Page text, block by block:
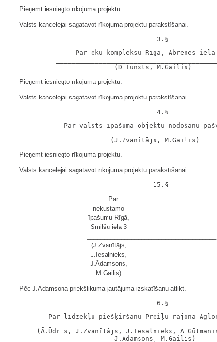
Pieņemt iesniegto rīkojuma projektu.
Valsts kancelejai sagatavot rīkojuma projektu parakstīšanai.
Par ēku kompleksu Rīgā, Abrenes ielā
Pieņemt iesniegto rīkojuma projektu.
Valsts kancelejai sagatavot rīkojuma projektu parakstīšanai.
Par valsts īpašuma objektu nodošanu
Pieņemt iesniegto rīkojuma projektu.
Valsts kancelejai sagatavot rīkojuma projektu parakstīšanai.
Par
nekustamo
īpašumu Rīgā,
Smilšu ielā 3
(J.Zvanītājs,
J.Iesalnieks,
J.Ādamsons,
M.Gailis)
Pēc J.Ādamsona priekšlikuma jautājuma izskatīšanu atlikt.
Par līdzekļu piešķiršanu Preiļu rajona
(Ā.Ūdris, J.Zvanītājs, J.Iesalnieks,